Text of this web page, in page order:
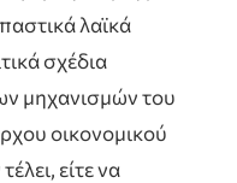
λαϊκά
σχέδια
μηχανισμών του
οικονομικού
είτε να